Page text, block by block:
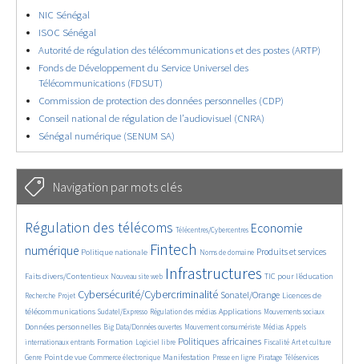
NIC Sénégal
ISOC Sénégal
Autorité de régulation des télécommunications et des postes (ARTP)
Fonds de Développement du Service Universel des
Télécommunications (FDSUT)
Commission de protection des données personnelles (CDP)
Conseil national de régulation de l’audiovisuel (CNRA)
Sénégal numérique (SENUM SA)
Navigation par mots clés
4779/5725
Régulation des télécoms
359/5725 Télécentres/Cybercentres
3817/5725
Economie
numérique
1879/5725 Politique nationale
5311/5725 Fintech
691/5725 Noms de domaine
2487/5725 Produits et services
1601/5725
Faits divers/Contentieux Nouveau site web Infrastructures TIC pour l’éducation
Recherche
254/5725Projet
3579/5725 Cybersécurité/Cybercriminalité
2333/5725 Sonatel/Orange
1654/5725
Licences de
télécommunications
300/5725 Sudatel/Expresso
1035/5725 Régulation des médias
1572/5725 Applications
1092/5725 Mouvements sociaux
1682/5725
Données personnelles
143/5725 Big Data/Données ouvertes
616/5725 Mouvement consumériste
380/5725 Médias
670/5725
Appels
internationaux entrants
1759/5725 Formation
100/5725 Logiciel libre
2655/5725 Politiques africaines
1143/5725 Fiscalité
179/5725 Art et culture
598/5725
Genre
1865/5725Point de vue
1062/5725 Commerce électronique
1652/5725 Manifestation
330/5725 Presse en ligne
129/5725 Piratage
207/5725 Téléservices
1248/5725